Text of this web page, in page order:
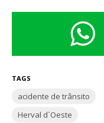
TAGS
acidente de trânsito
Herval d´Oeste